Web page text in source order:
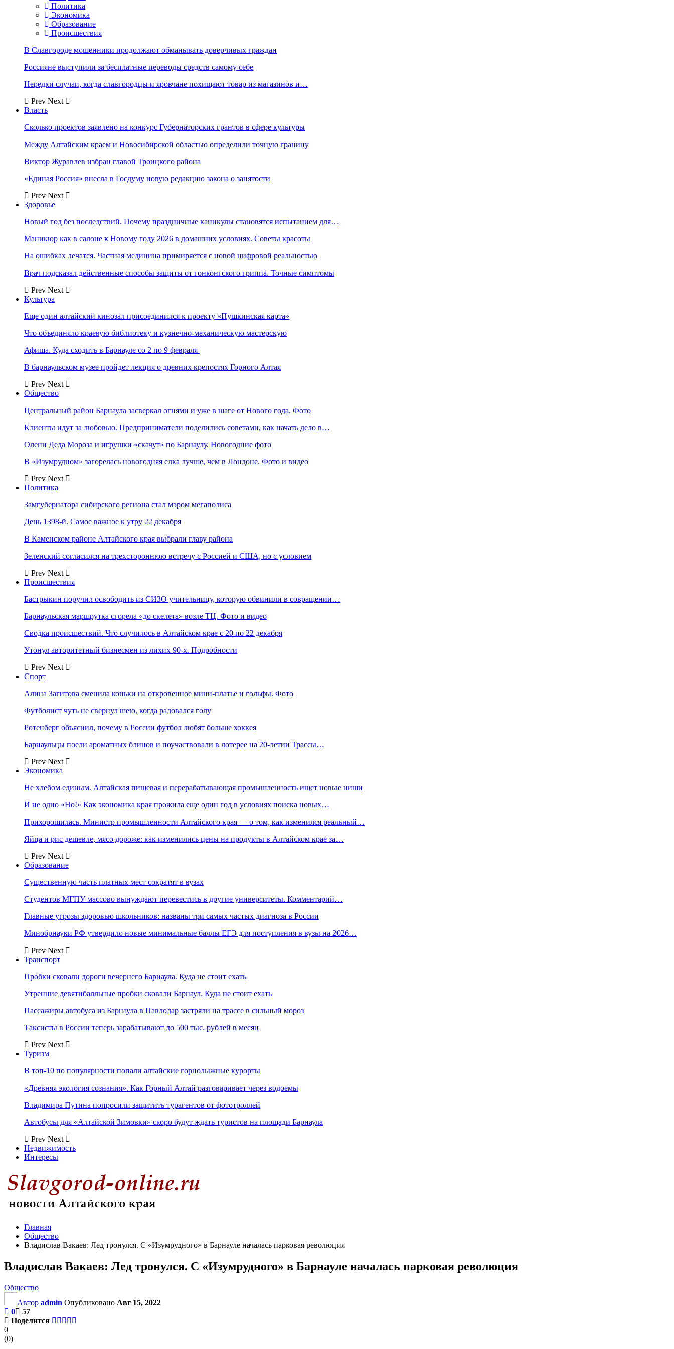
Политика
Экономика
Образование
Происшествия
В Славгороде мошенники продолжают обманывать доверчивых граждан
Россияне выступили за бесплатные переводы средств самому себе
Нередки случаи, когда славгородцы и яровчане похищают товар из магазинов и…
Prev Next
Власть
Сколько проектов заявлено на конкурс Губернаторских грантов в сфере культуры
Между Алтайским краем и Новосибирской областью определили точную границу
Виктор Журавлев избран главой Троицкого района
«Единая Россия» внесла в Госдуму новую редакцию закона о занятости
Prev Next
Здоровье
Новый год без последствий. Почему праздничные каникулы становятся испытанием для…
Маникюр как в салоне к Новому году 2026 в домашних условиях. Советы красоты
На ошибках лечатся. Частная медицина примиряется с новой цифровой реальностью
Врач подсказал действенные способы защиты от гонконгского гриппа. Точные симптомы
Prev Next
Культура
Еще один алтайский кинозал присоединился к проекту «Пушкинская карта»
Что объединяло краевую библиотеку и кузнечно-механическую мастерскую
Афиша. Куда сходить в Барнауле со 2 по 9 февраля
В барнаульском музее пройдет лекция о древних крепостях Горного Алтая
Prev Next
Общество
Центральный район Барнаула засверкал огнями и уже в шаге от Нового года. Фото
Клиенты идут за любовью. Предприниматели поделились советами, как начать дело в…
Олени Деда Мороза и игрушки «скачут» по Барнаулу. Новогодние фото
В «Изумрудном» загорелась новогодняя елка лучше, чем в Лондоне. Фото и видео
Prev Next
Политика
Замгубернатора сибирского региона стал мэром мегаполиса
День 1398-й. Самое важное к утру 22 декабря
В Каменском районе Алтайского края выбрали главу района
Зеленский согласился на трехстороннюю встречу с Россией и США, но с условием
Prev Next
Происшествия
Бастрыкин поручил освободить из СИЗО учительницу, которую обвинили в совращении…
Барнаульская маршрутка сгорела «до скелета» возле ТЦ. Фото и видео
Сводка происшествий. Что случилось в Алтайском крае с 20 по 22 декабря
Утонул авторитетный бизнесмен из лихих 90-х. Подробности
Prev Next
Спорт
Алина Загитова сменила коньки на откровенное мини-платье и гольфы. Фото
Футболист чуть не свернул шею, когда радовался голу
Ротенберг объяснил, почему в России футбол любят больше хоккея
Барнаульцы поели ароматных блинов и поучаствовали в лотерее на 20-летии Трассы…
Prev Next
Экономика
Не хлебом единым. Алтайская пищевая и перерабатывающая промышленность ищет новые ниши
И не одно «Но!» Как экономика края прожила еще один год в условиях поиска новых…
Прихорошилась. Министр промышленности Алтайского края — о том, как изменился реальный…
Яйца и рис дешевле, мясо дороже: как изменились цены на продукты в Алтайском крае за…
Prev Next
Образование
Существенную часть платных мест сократят в вузах
Студентов МГПУ массово вынуждают перевестись в другие университеты. Комментарий…
Главные угрозы здоровью школьников: названы три самых частых диагноза в России
Минобрнауки РФ утвердило новые минимальные баллы ЕГЭ для поступления в вузы на 2026…
Prev Next
Транспорт
Пробки сковали дороги вечернего Барнаула. Куда не стоит ехать
Утренние девятибалльные пробки сковали Барнаул. Куда не стоит ехать
Пассажиры автобуса из Барнаула в Павлодар застряли на трассе в сильный мороз
Таксисты в России теперь зарабатывают до 500 тыс. рублей в месяц
Prev Next
Туризм
В топ-10 по популярности попали алтайские горнолыжные курорты
«Древняя экология сознания». Как Горный Алтай разговаривает через водоемы
Владимира Путина попросили защитить турагентов от фототроллей
Автобусы для «Алтайской Зимовки» скоро будут ждать туристов на площади Барнаула
Prev Next
Недвижимость
Интересы
Главная
Общество
Владислав Вакаев: Лед тронулся. С «Изумрудного» в Барнауле началась парковая революция
Владислав Вакаев: Лед тронулся. С «Изумрудного» в Барнауле началась парковая революция
Общество
Автор admin Опубликовано Авг 15, 2022
0
57
Поделится
0
(0)